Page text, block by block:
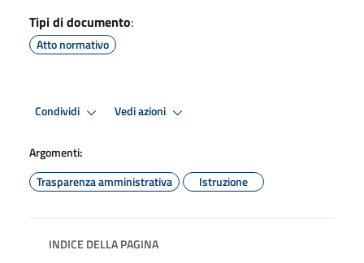
Tipi di documento:
Atto normativo
Condividi Vedi azioni
Argomenti:
Trasparenza amministrativa
Istruzione
INDICE DELLA PAGINA